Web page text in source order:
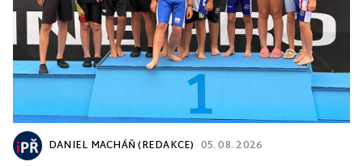
DANIEL MACHÁŇ (REDAKCE) 05. 08. 2026